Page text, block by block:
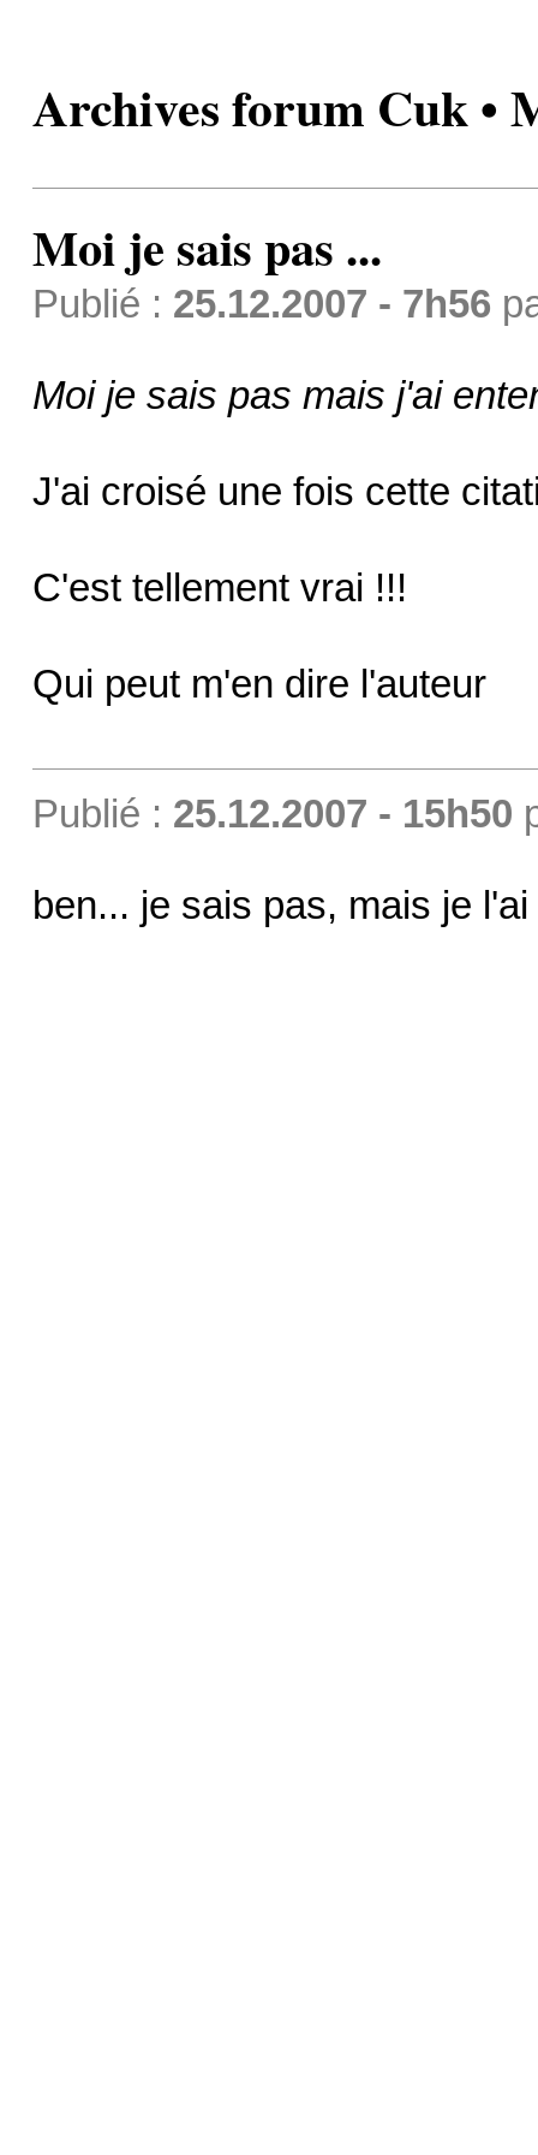
Archives forum Cuk •
Moi je sais pas ...
Publié : 25.12.2007 - 7h56
Moi je sais pas mais j'ai
J'ai croisé une fois cette
C'est tellement vrai !!!
Qui peut m'en dire l'auteur
Publié : 25.12.2007 - 15h50
ben... je sais pas, mais je